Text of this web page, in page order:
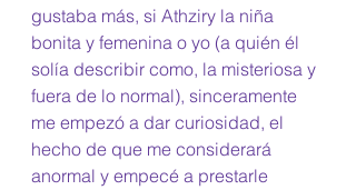
gustaba más, si Athziry la niña
bonita y femenina o yo (a quién él
solía describir como, la misteriosa y
fuera de lo normal), sinceramente
me empezó a dar curiosidad, el
hecho de que me considerará
anormal y empecé a prestarle